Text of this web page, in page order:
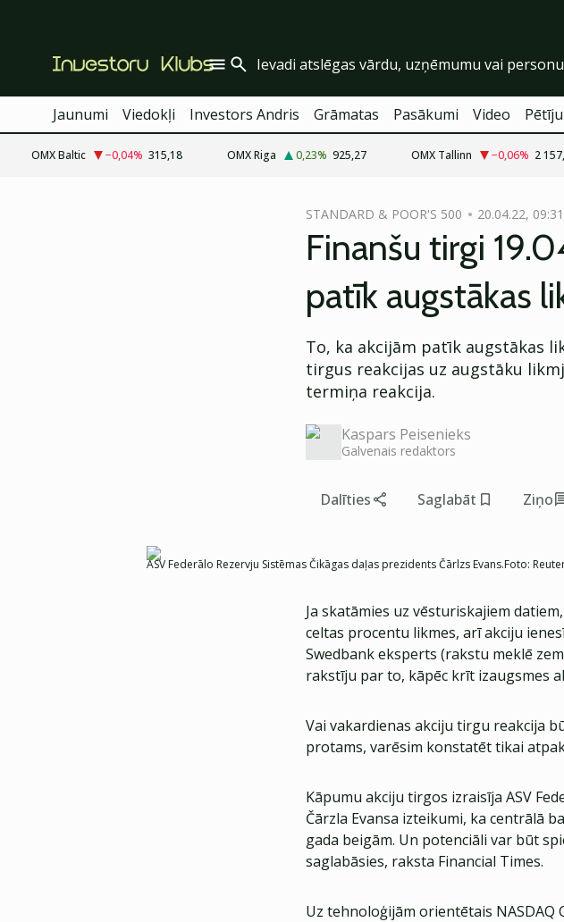
Jaunumi Viedokļi Investors Andris Grāmatas Pasākumi Video
OMX Baltic −0,04% 315,18 OMX Riga 0,23% 925,27 OMX Tallinn −0,06% 2
STANDARD & POOR'S 500 20.04.22, 09:31
Finanšu tirgi
patīk augstākas
To, ka akcijām patīk augstākas
tirgus reakcijas uz augstāku
termiņa reakcija.
Kaspars Peisenieks
Galvenais redaktors
Dalīties Saglabāt Ziņo
ASV Federālo Rezervju Sistēmas Čikāgas daļas prezidents Čārlzs Evans.Foto:
Ja skatāmies uz vēsturiskajiem
celtas procentu likmes, arī akciju
Swedbank eksperts (rakstu meklē
rakstīju par to, kāpēc krīt izaugsmes
Vai vakardienas akciju tirgu reakcija
protams, varēsim konstatēt tikai
Kāpumu akciju tirgos izraisīja ASV
Čārzla Evansa izteikumi, ka centrālā
gada beigām. Un potenciāli var būt
saglabāsies, raksta Financial Times.
Uz tehnoloģijām orientētais NASDAQ